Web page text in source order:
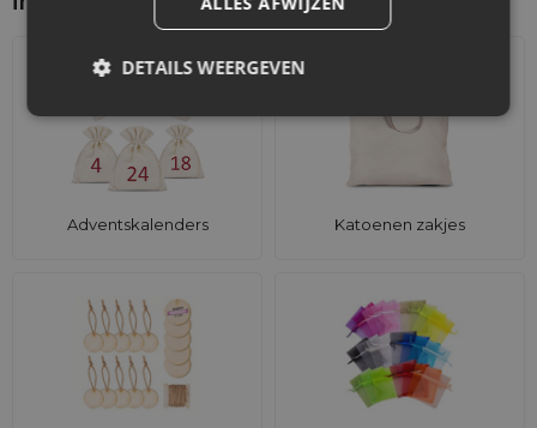
Halloween-decoratie?
Ja, dankzij de opvallende print en het stevige materiaal zijn
ze ideaal om etalages, evenementen of feestlocaties in
Halloween-stijl aan te kleden.
Adventskalenders Katoenen zakjes
DETAILS WEERGEVEN